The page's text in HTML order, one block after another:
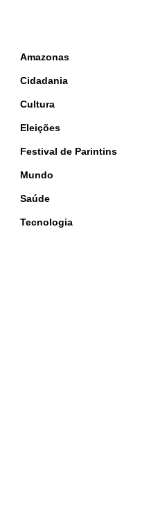
Amazonas
Cidadania
Cultura
Eleições
Festival de Parintins
Mundo
Saúde
Tecnologia